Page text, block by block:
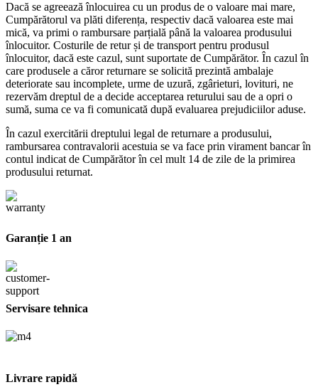
Dacă se agreează înlocuirea cu un produs de o valoare mai mare,
Cumpărătorul va plăti diferența, respectiv dacă valoarea este mai
mică, va primi o rambursare parțială până la valoarea produsului
înlocuitor. Costurile de retur și de transport pentru produsul
înlocuitor, dacă este cazul, sunt suportate de Cumpărător. În cazul în
care produsele a căror returnare se solicită prezintă ambalaje
deteriorate sau incomplete, urme de uzură, zgârieturi, lovituri, ne
rezervăm dreptul de a decide acceptarea returului sau de a opri o
sumă, suma ce va fi comunicată după evaluarea prejudiciilor aduse.
În cazul exercitării dreptului legal de returnare a produsului,
rambursarea contravalorii acestuia se va face prin virament bancar în
contul indicat de Cumpărător în cel mult 14 de zile de la primirea
produsului returnat.
Garanție 1 an
Servisare tehnica
Livrare rapidă